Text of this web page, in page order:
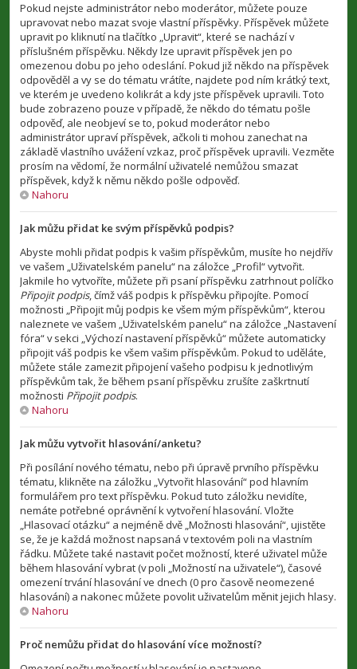
Pokud nejste administrátor nebo moderátor, můžete pouze
upravovat nebo mazat svoje vlastní příspěvky. Příspěvek můžete
upravit po kliknutí na tlačítko „Upravit“, které se nachází v
příslušném příspěvku. Někdy lze upravit příspěvek jen po
omezenou dobu po jeho odeslání. Pokud již někdo na příspěvek
odpověděl a vy se do tématu vrátíte, najdete pod ním krátký text,
ve kterém je uvedeno kolikrát a kdy jste příspěvek upravili. Toto
bude zobrazeno pouze v případě, že někdo do tématu pošle
odpověď, ale neobjeví se to, pokud moderátor nebo
administrátor upraví příspěvek, ačkoli ti mohou zanechat na
základě vlastního uvážení vzkaz, proč příspěvek upravili. Vezměte
prosím na vědomí, že normální uživatelé nemůžou smazat
příspěvek, když k němu někdo pošle odpověď.
Nahoru
Jak můžu přidat ke svým příspěvků podpis?
Abyste mohli přidat podpis k vašim příspěvkům, musíte ho nejdřív
ve vašem „Uživatelském panelu“ na záložce „Profil“ vytvořit.
Jakmile ho vytvoříte, můžete při psaní příspěvku zatrhnout políčko
Připojit podpis, čímž váš podpis k příspěvku připojíte. Pomocí
možnosti „Připojit můj podpis ke všem mým příspěvkům“, kterou
naleznete ve vašem „Uživatelském panelu“ na záložce „Nastavení
fóra“ v sekci „Výchozí nastavení příspěvků“ můžete automaticky
připojit váš podpis ke všem vašim příspěvkům. Pokud to uděláte,
můžete stále zamezit připojení vašeho podpisu k jednotlivým
příspěvkům tak, že během psaní příspěvku zrušíte zaškrtnutí
možnosti Připojit podpis.
Nahoru
Jak můžu vytvořit hlasování/anketu?
Při posílání nového tématu, nebo při úpravě prvního příspěvku
tématu, klikněte na záložku „Vytvořit hlasování“ pod hlavním
formulářem pro text příspěvku. Pokud tuto záložku nevidíte,
nemáte potřebné oprávnění k vytvoření hlasování. Vložte
„Hlasovací otázku“ a nejméně dvě „Možnosti hlasování“, ujistěte
se, že je každá možnost napsaná v textovém poli na vlastním
řádku. Můžete také nastavit počet možností, které uživatel může
během hlasování vybrat (v poli „Možností na uživatele“), časové
omezení trvání hlasování ve dnech (0 pro časově neomezené
hlasování) a nakonec můžete povolit uživatelům měnit jejich hlasy.
Nahoru
Proč nemůžu přidat do hlasování více možností?